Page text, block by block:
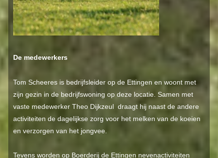
De medewerkers
Tom Scheeres is bedrijfsleider op de Ettingen en woont met
zijn gezin in de bedrijfswoning op deze locatie. Samen met
vaste medewerker Theo Dijkzeul draagt hij naast de andere
activiteiten de dagelijkse zorg voor het melken van de koeien
en verzorgen van het jongvee.
Tevens worden op Boerderij de Ettingen nevenactiviteiten